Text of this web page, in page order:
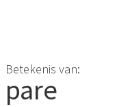
Betekenis van:
pare